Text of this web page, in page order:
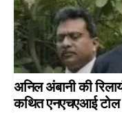
अनिल अंबानी की
कथित एनएचएआई टोल